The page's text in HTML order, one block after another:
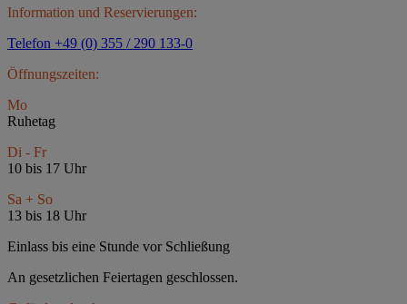
Information und Reservierungen:
Telefon +49 (0) 355 / 290 133-0
Öffnungszeiten:
Mo
Ruhetag
Di - Fr
10 bis 17 Uhr
Sa + So
13 bis 18 Uhr
Einlass bis eine Stunde vor Schließung
An gesetzlichen Feiertagen geschlossen.